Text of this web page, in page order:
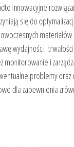
innowacyjne
się do
wydajności i
monitorowanie i
problemy
dla zapewnienia